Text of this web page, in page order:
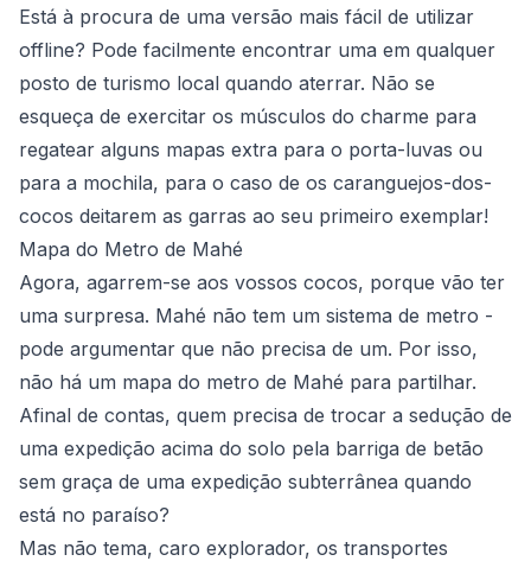
Está à procura de uma versão mais fácil de utilizar
offline? Pode facilmente encontrar uma em qualquer
posto de turismo local quando aterrar. Não se
esqueça de exercitar os músculos do charme para
regatear alguns mapas extra para o porta-luvas ou
para a mochila, para o caso de os caranguejos-dos-
cocos deitarem as garras ao seu primeiro exemplar!
Mapa do Metro de Mahé
Agora, agarrem-se aos vossos cocos, porque vão ter
uma surpresa. Mahé não tem um sistema de metro -
pode argumentar que não precisa de um. Por isso,
não há um mapa do metro de Mahé para partilhar.
Afinal de contas, quem precisa de trocar a sedução de
uma expedição acima do solo pela barriga de betão
sem graça de uma expedição subterrânea quando
está no paraíso?
Mas não tema, caro explorador, os transportes